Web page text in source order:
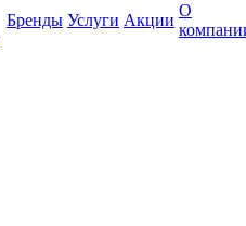
Бренды Услуги Акции
О